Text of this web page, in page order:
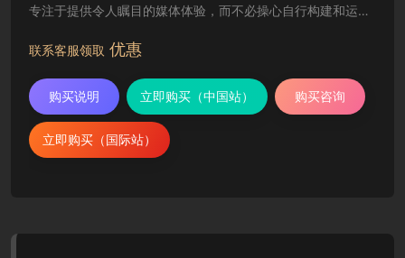
专注于提供令人瞩目的媒体体验，而不必操心自行构建和运营
联系客服领取 优惠
购买说明 立即购买（中国站） 购买咨询
立即购买（国际站）